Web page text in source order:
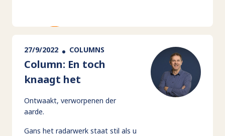
27/9/2022 COLUMNS
Column: En toch
knaagt het
Ontwaakt, verworpenen der
aarde.
Gans het radarwerk staat stil als u